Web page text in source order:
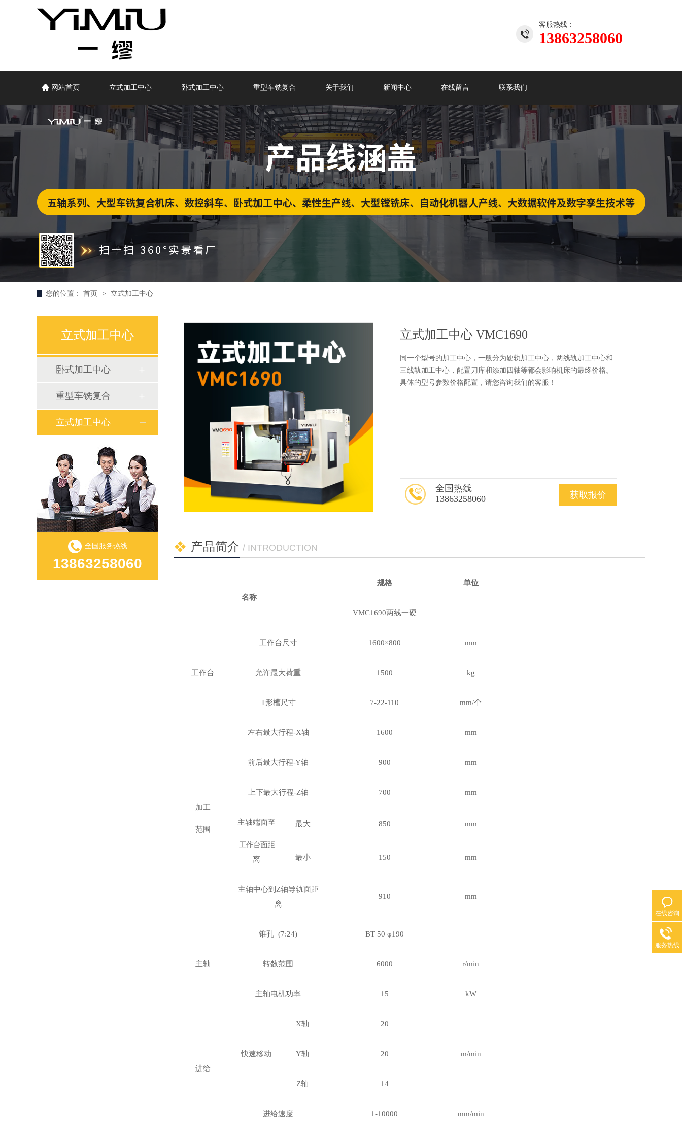
客服热线：
13863258060
网站首页 立式加工中心 卧式加工中心 重型车铣复合 关于我们 新闻中心 在线留言 联系我们
您的位置： 首页 > 立式加工中心
立式加工中心 VMC1690
同一个型号的加工中心，一般分为硬轨加工中心，两线轨加工中心和
三线轨加工中心，配置刀库和添加四轴等都会影响机床的最终价格。
具体的型号参数价格配置，请您咨询我们的客服！
获取报价
全国热线
13863258060
产品简介 / INTRODUCTION
名称
规格 单位
VMC1690两线一硬
工作台
工作台尺寸 1600×800 mm
允许最大荷重 1500 kg
T形槽尺寸 7-22-110 mm/个
加工
范围
左右最大行程-X轴 1600 mm
前后最大行程-Y轴 900 mm
上下最大行程-Z轴 700 mm
主轴端面至
工作台面距
离
最大 850 mm
最小 150 mm
主轴中心到 Z轴导轨面距
离
910 mm
主轴
锥孔 (7:24) BT 50 φ190
转数范围 6000 r/min
主轴电机功率 15 kW
进给
快速移动
X轴 20
m/min
Y轴 20
Z轴 14
进给速度 1-10000 mm/min
立式加工中心
卧式加工中心
重型车铣复合
立式加工中心
全国服务热线
13863258060
在线咨询
服务热线